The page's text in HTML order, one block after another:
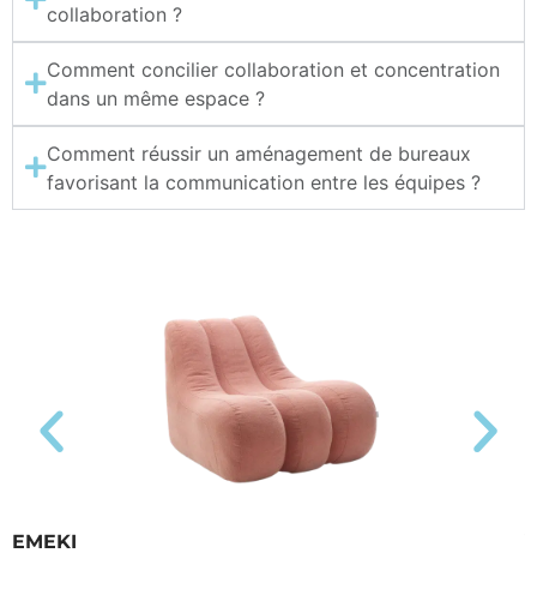
collaboration ?
Comment concilier collaboration et concentration
dans un même espace ?
Comment réussir un aménagement de bureaux
favorisant la communication entre les équipes ?
EMEKI